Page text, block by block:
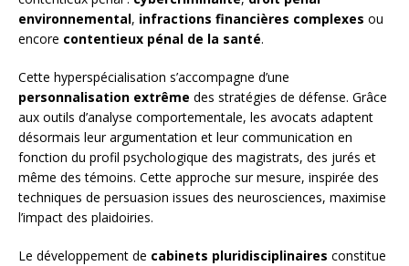
environnemental, infractions financières complexes ou
encore contentieux pénal de la santé.
Cette hyperspécialisation s’accompagne d’une
personnalisation extrême des stratégies de défense. Grâce
aux outils d’analyse comportementale, les avocats adaptent
désormais leur argumentation et leur communication en
fonction du profil psychologique des magistrats, des jurés et
même des témoins. Cette approche sur mesure, inspirée des
techniques de persuasion issues des neurosciences, maximise
l’impact des plaidoiries.
Le développement de cabinets pluridisciplinaires constitue